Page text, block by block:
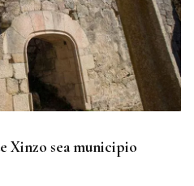
Xinzo sea municipio